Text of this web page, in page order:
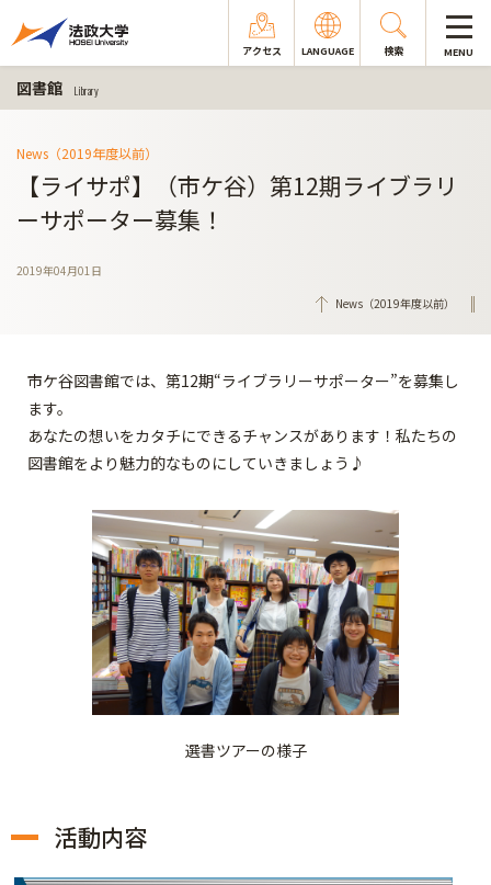
アクセス LANGUAGE 検索 MENU
図書館 Library
News（2019年度以前）
【ライサポ】（市ケ谷）第12期ライブラリ
ーサポーター募集！
2019年04月01日
News（2019年度以前）
市ケ谷図書館では、第12期“ライブラリーサポーター”を募集し
ます。
あなたの想いをカタチにできるチャンスがあります！私たちの
図書館をより魅力的なものにしていきましょう♪
選書ツアーの様子
活動内容